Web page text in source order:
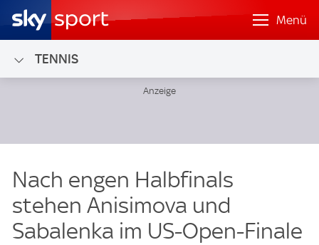
Menü
TENNIS
Nach engen Halbfinals
stehen Anisimova und
Sabalenka im US-Open-Finale